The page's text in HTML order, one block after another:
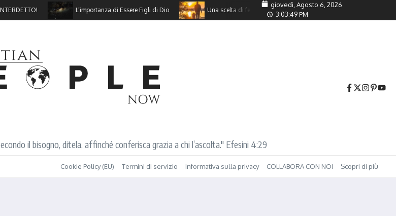
L’importanza di Essere Figli di Dio Una scelta di fede. Consigli utili dai Vigili del Fuoco di FFC
giovedì, Agosto 6, 2026
3:03:50 PM
il bisogno, ditela, affinché conferisca grazia a chi l’ascolta." Efesini 4:29
Cookie Policy (EU) Termini di servizio Informativa sulla privacy COLLABORA CON NOI Scopri di più